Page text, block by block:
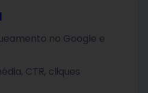
no Google e
CTR, cliques